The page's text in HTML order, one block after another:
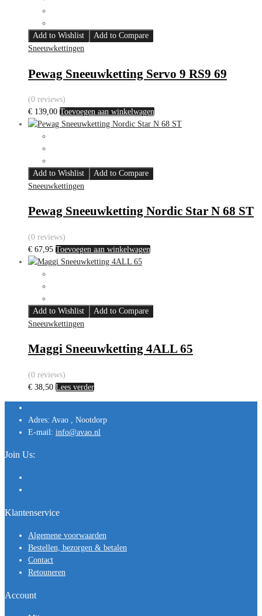
Add to Wishlist
Add to Compare
Sneeuwkettingen
Pewag Sneeuwketting Servo 9 RS9 69
(0 reviews)
€ 139,00 Toevoegen aan winkelwagen
Add to Wishlist
Add to Compare
Sneeuwkettingen
Pewag Sneeuwketting Nordic Star N 68 ST
(0 reviews)
€ 67,95 Toevoegen aan winkelwagen
Add to Wishlist
Add to Compare
Sneeuwkettingen
Maggi Sneeuwketting 4ALL 65
(0 reviews)
€ 38,50 Lees verder
Adres: Avao , Nootdorp
E-mail: info@avao.nl
Join Us:
Klantenservice
Algemene voorwaarden
Bestellen, bezorgen & betalen
Contact
Retouneren
Account